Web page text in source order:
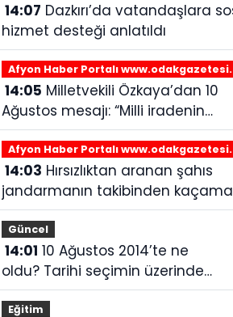
14:07
hizmet desteği anlatıldı
Afyon Haber Portalı
14:05
Ağustos mesajı: “Milli iradenin
tecellisinde yeni bir sayfa”
Afyon Haber Portalı
14:03
jandarmanın takibinden
Güncel
14:01
oldu? Tarihi seçimin üzerinden
12 yıl geçti
Eğitim